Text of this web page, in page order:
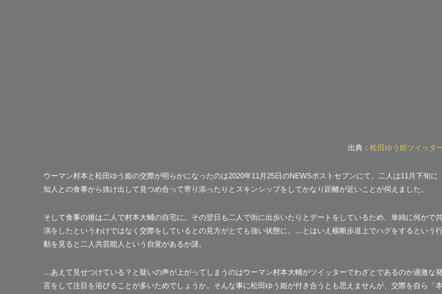
出典： 松田ゆう姫ツイッタ
ウーマン村本と松田ゆう姫の交際が明らかになったのは2020年11月25日のNEWSポストセブンにて。二人は11月下旬に
知人との食事から抜け出して見つめ合って寄り添ったりとスキンシップをしてかなり距離が近いことが伺えました。
そして食事の後は二人で村本大輔の自宅に。その翌日も二人で街に出歩いたりとデートをしているため、単純に何かで
演をしたというわけではなく交際をしているとの見方がとても強い状態に。…とはいえ 横断歩道上でハグをするという
動を見ると二人共芸能人という自覚があるか謎。
…あえて見せつけている？と疑いの声が上がってしまうのはウーマン村本大輔がツイッターでわざとであるのか過激な発
言をして注目を浴びることが多いためでしょうか。そんな事に松田ゆう姫が付き合うとも思えませんが、 交際を自ら「本